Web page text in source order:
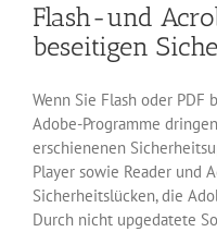
Reader
Pocket
Flash-und
beseitigen
Wenn Sie Flash oder
Adobe-Programme
erschienenen
Player sowie Reader und
Sicherheitslücken, die
Durch nicht upgedatete